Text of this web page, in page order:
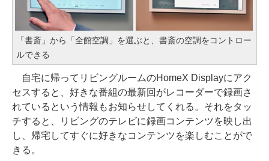
「書斎」から「全館空調」を選ぶと、書斎の空調をコントロー
ルできる
自宅に帰ってリビングルームのHomeX Displayにアク
セスすると、好きな番組の最新回がレコーダーで録画さ
れているという情報もお知らせしてくれる。それをタッ
チすると、リビングのテレビに録画コンテンツを映し出
し、帰宅してすぐに好きなコンテンツを楽しむことがで
きる。